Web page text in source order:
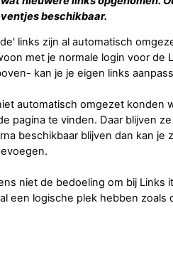
beschikbaar.
links zijn al automatisch
met je normale login voor de
kan je je eigen links
automatisch omgezet konden
pagina te vinden. Daar blijven
beschikbaar blijven dan kan
niet de bedoeling om bij Links
een logische plek hebben zoals